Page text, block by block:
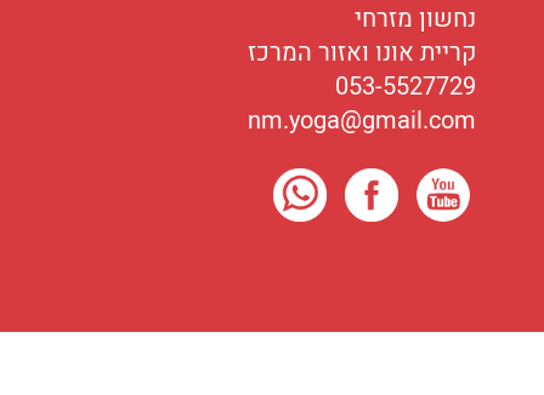
נחשון מזרחי
קריית אונו ואזור המרכז
053-5527729
nm.yoga@gmail.com